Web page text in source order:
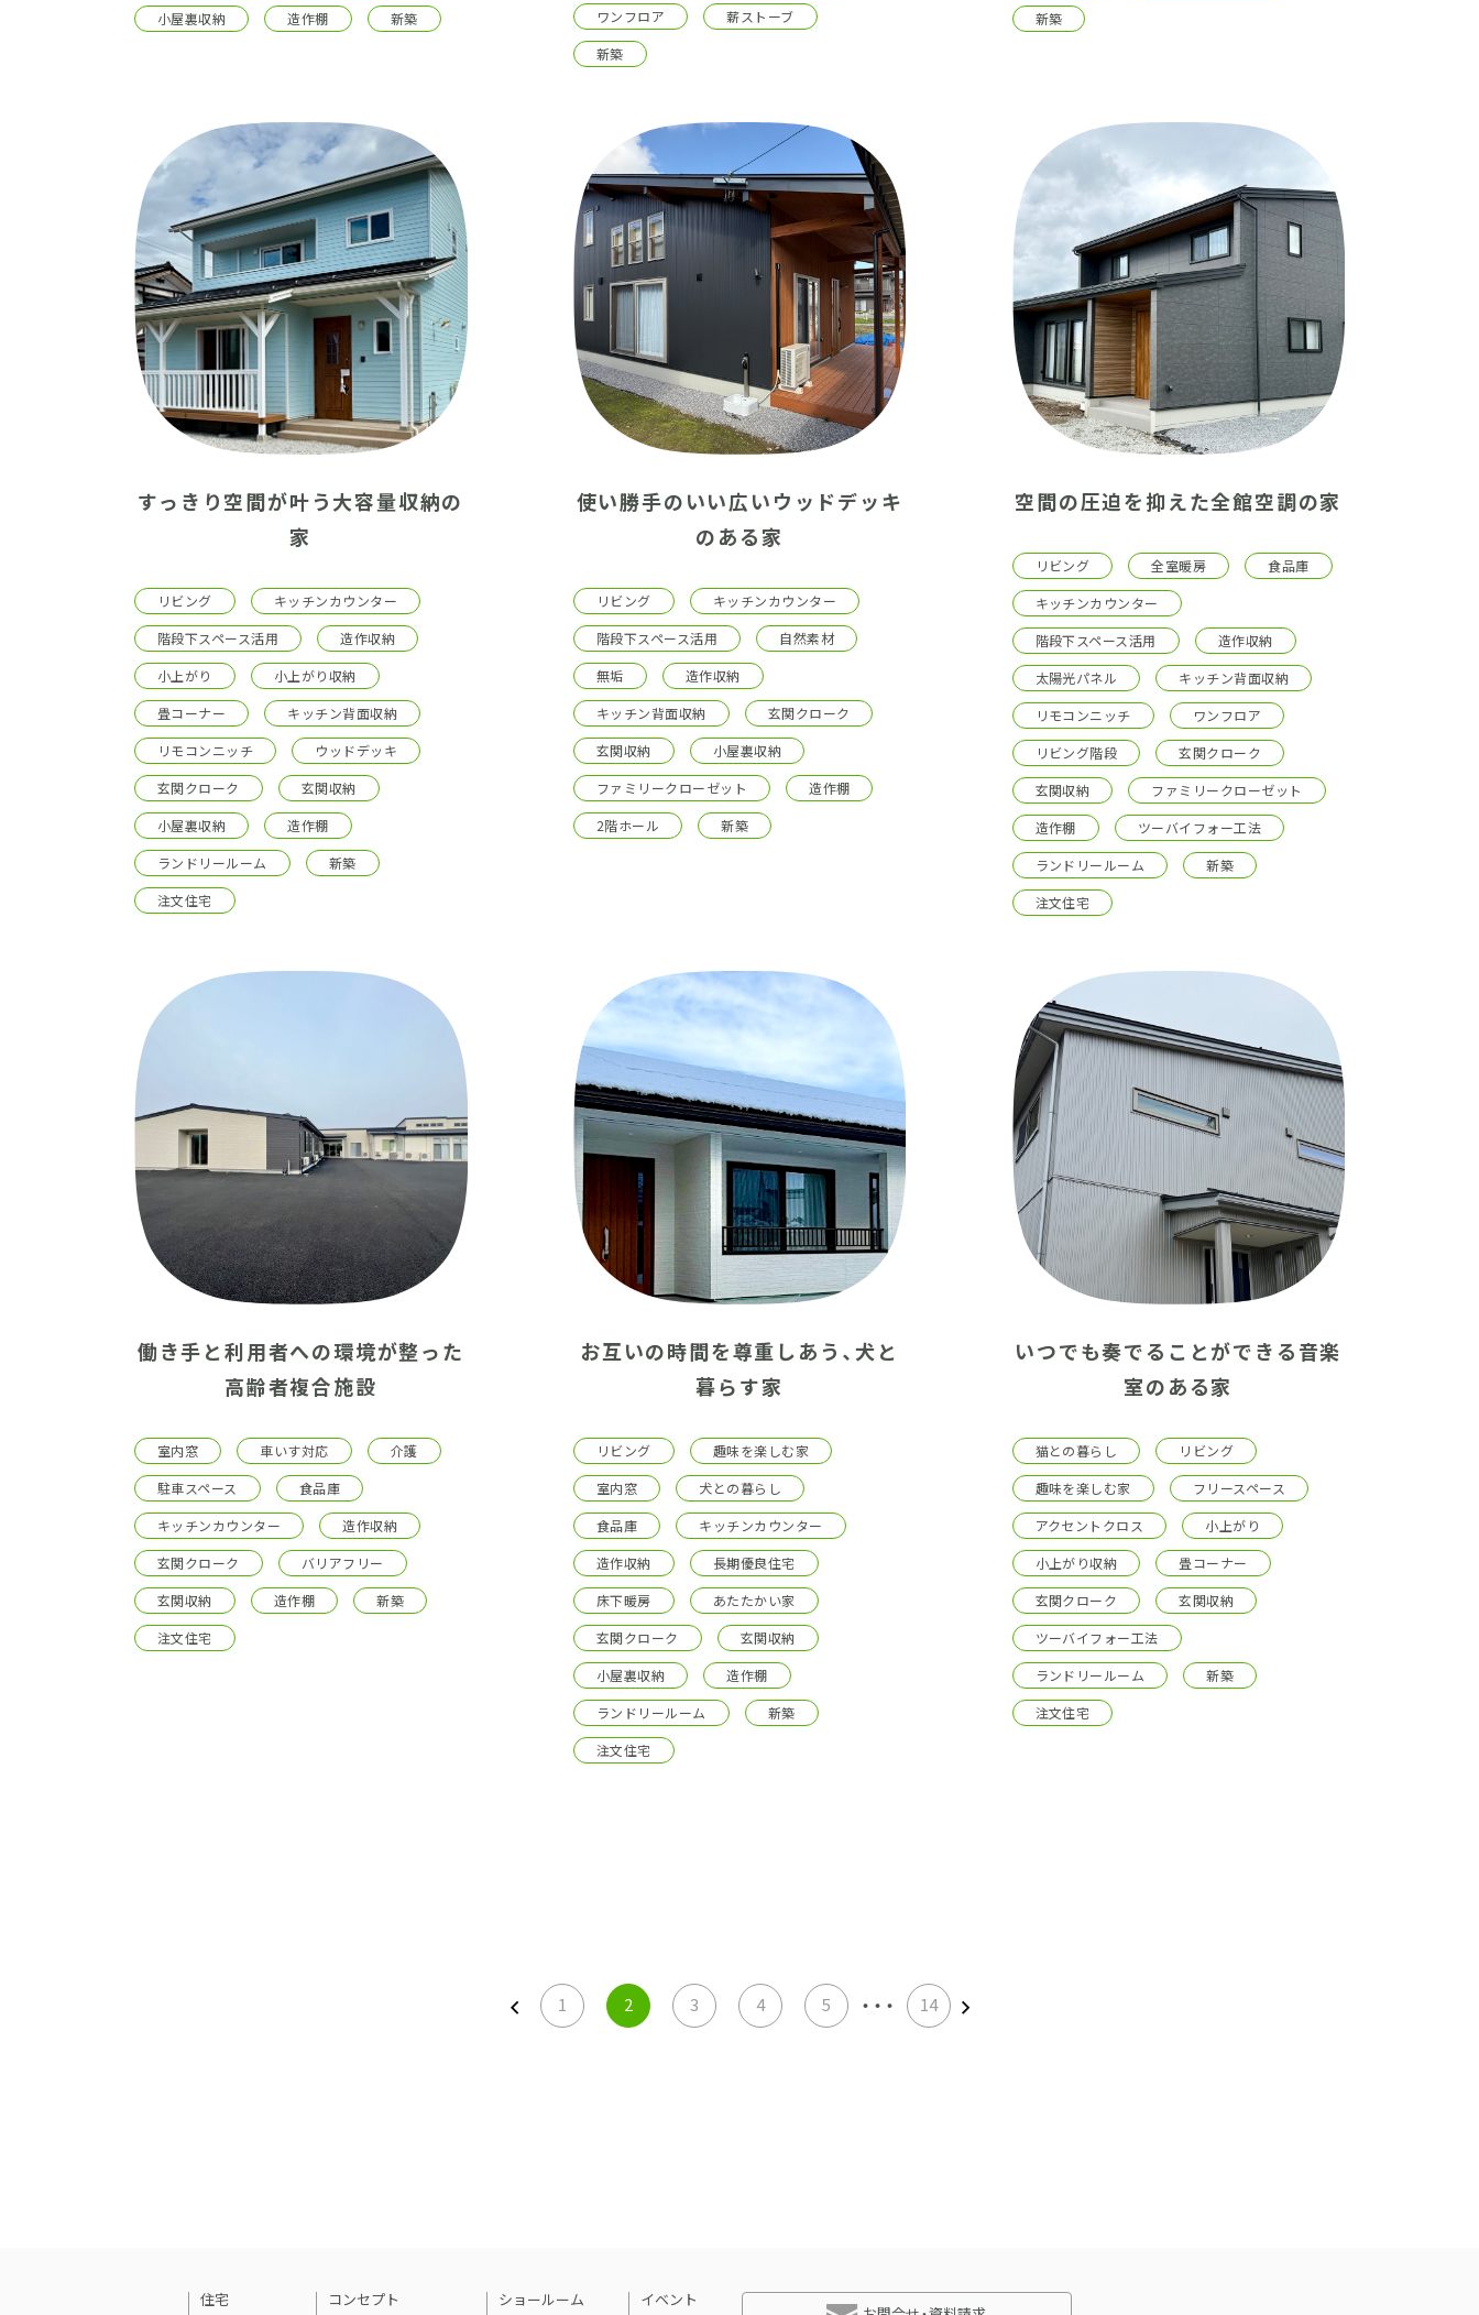
小屋裏収納
造作棚 新築
ワンフロア
薪ストーブ
新築
新築
すっきり空間が叶う大容量収納の
家
リビング
キッチンカウンター
階段下スペース活用
造作収納
小上がり
小上がり収納
畳コーナー
キッチン背面収納
リモコンニッチ
ウッドデッキ
玄関クローク
玄関収納
小屋裏収納
造作棚
ランドリールーム
新築
注文住宅
使い勝手のいい広いウッドデッキ
のある家
リビング
キッチンカウンター
階段下スペース活用
自然素材
無垢
造作収納
キッチン背面収納
玄関クローク
玄関収納
小屋裏収納
ファミリークローゼット
造作棚
2階ホール
新築
空間の圧迫を抑えた全館空調の家
リビング 全室暖房
食品庫
キッチンカウンター
階段下スペース活用
造作収納
太陽光パネル
キッチン背面収納
リモコンニッチ
ワンフロア
リビング階段
玄関クローク
玄関収納
ファミリークローゼット
造作棚
ツーバイフォー工法
ランドリールーム
新築
注文住宅
働き手と利用者への環境が整った
高齢者複合施設
室内窓 車いす対応
介護
駐車スペース
食品庫
キッチンカウンター
造作収納
玄関クローク
バリアフリー
玄関収納
造作棚
新築
注文住宅
お互いの時間を尊重しあう、犬と
暮らす家
リビング
趣味を楽しむ家
室内窓
犬との暮らし
食品庫
キッチンカウンター
造作収納
長期優良住宅
床下暖房
あたたかい家
玄関クローク
玄関収納
小屋裏収納
造作棚
ランドリールーム
新築
注文住宅
いつでも奏でることができる音楽
室のある家
猫との暮らし
リビング
趣味を楽しむ家
フリースペース
アクセントクロス
小上がり
小上がり収納
畳コーナー
玄関クローク
玄関収納
ツーバイフォー工法
ランドリールーム
新築
注文住宅
1 2 3 4 5 ・・・ 14
住宅
コンセプト
ショールーム
イベント